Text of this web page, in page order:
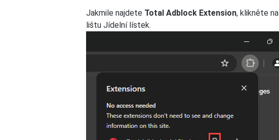
Jakmile najdete Total Adblock Extension, klikněte na
lištu Jídelní lístek.